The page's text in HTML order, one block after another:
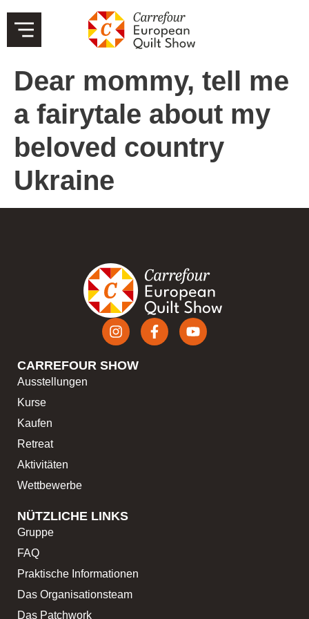
Dear mommy, tell me
a fairytale about my
beloved country
Ukraine
CARREFOUR SHOW
Ausstellungen
Kurse
Kaufen
Retreat
Aktivitäten
Wettbewerbe
NÜTZLICHE LINKS
Gruppe
FAQ
Praktische Informationen
Das Organisationsteam
Das Patchwork